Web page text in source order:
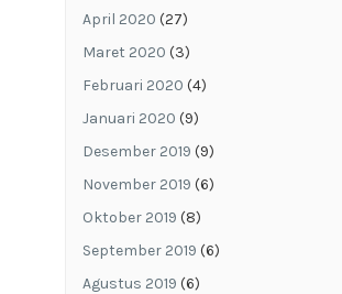
April 2020 (27)
Maret 2020 (3)
Februari 2020 (4)
Januari 2020 (9)
Desember 2019 (9)
November 2019 (6)
Oktober 2019 (8)
September 2019 (6)
Agustus 2019 (6)